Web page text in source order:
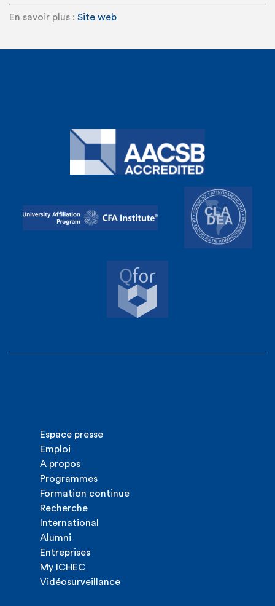
En savoir plus : Site web
Espace presse
Emploi
A propos
Programmes
Formation continue
Recherche
International
Alumni
Entreprises
My ICHEC
Vidéosurveillance